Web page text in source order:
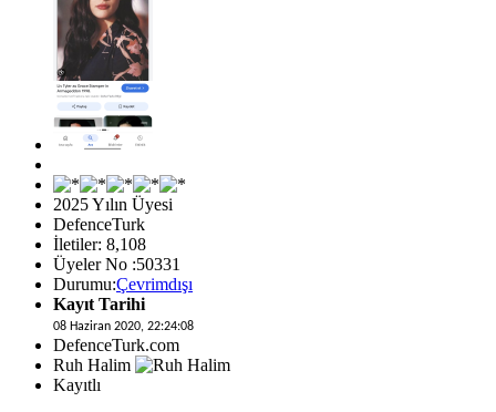
2025 Yılın Üyesi
DefenceTurk
İletiler: 8,108
Üyeler No :50331
Durumu:Çevrimdışı
Kayıt Tarihi
08 Haziran 2020, 22:24:08
DefenceTurk.com
Ruh Halim
Kayıtlı